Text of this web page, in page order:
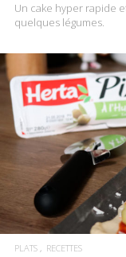
Un cake hyper rapide
quelques légumes.
PLATS RECETTES